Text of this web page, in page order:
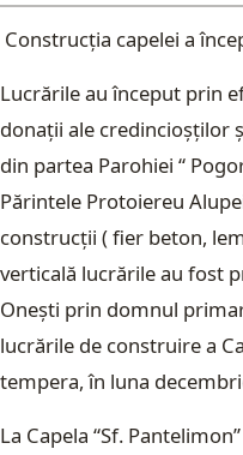
Construcţia capelei a
Lucrările au început prin
donaţii ale credincioşţilor
din partea Parohiei “
Părintele Protoiereu
construcţii ( fier beton,
verticală lucrările au fost
Oneşti prin domnul
lucrările de construire a
tempera, în luna
La Capela “Sf.